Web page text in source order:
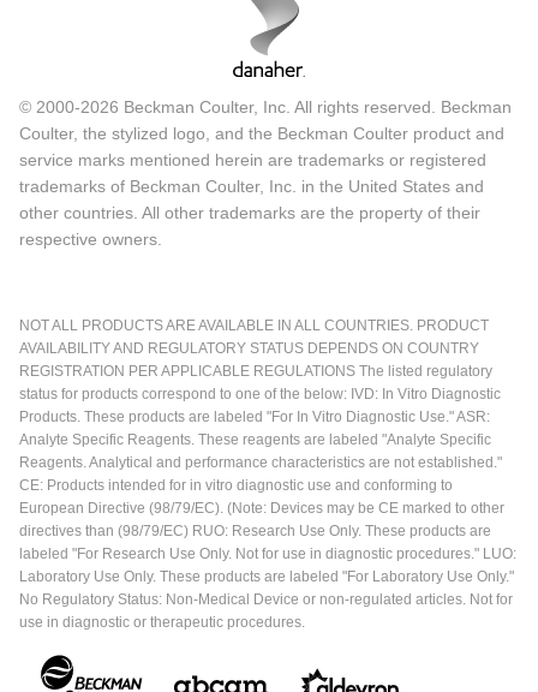
© 2000-2026 Beckman Coulter, Inc. All rights reserved. Beckman
Coulter, the stylized logo, and the Beckman Coulter product and
service marks mentioned herein are trademarks or registered
trademarks of Beckman Coulter, Inc. in the United States and
other countries. All other trademarks are the property of their
respective owners.
NOT ALL PRODUCTS ARE AVAILABLE IN ALL COUNTRIES. PRODUCT
AVAILABILITY AND REGULATORY STATUS DEPENDS ON COUNTRY
REGISTRATION PER APPLICABLE REGULATIONS The listed regulatory
status for products correspond to one of the below: IVD: In Vitro Diagnostic
Products. These products are labeled "For In Vitro Diagnostic Use." ASR:
Analyte Specific Reagents. These reagents are labeled "Analyte Specific
Reagents. Analytical and performance characteristics are not established."
CE: Products intended for in vitro diagnostic use and conforming to
European Directive (98/79/EC). (Note: Devices may be CE marked to other
directives than (98/79/EC) RUO: Research Use Only. These products are
labeled "For Research Use Only. Not for use in diagnostic procedures." LUO:
Laboratory Use Only. These products are labeled "For Laboratory Use Only."
No Regulatory Status: Non-Medical Device or non-regulated articles. Not for
use in diagnostic or therapeutic procedures.